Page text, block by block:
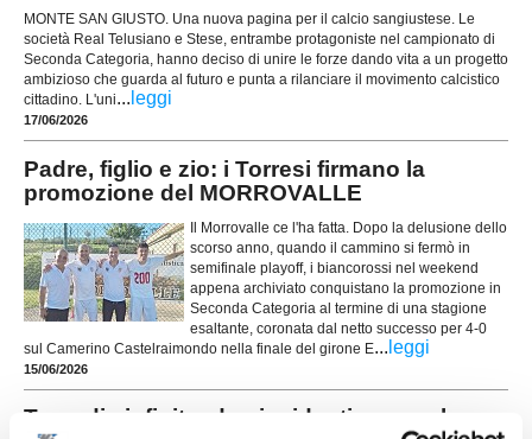
MONTE SAN GIUSTO. Una nuova pagina per il calcio sangiustese. Le
società Real Telusiano e Stese, entrambe protagoniste nel campionato di
Seconda Categoria, hanno deciso di unire le forze dando vita a un progetto
ambizioso che guarda al futuro e punta a rilanciare il movimento calcistico
cittadino. L'uni... leggi
17/06/2026
Padre, figlio e zio: i Torresi firmano la
promozione del MORROVALLE
Il Morrovalle ce l'ha fatta. Dopo la delusione dello
scorso anno, quando il cammino si fermò in
semifinale playoff, i biancorossi nel weekend
appena archiviato conquistano la promozione in
Seconda Categoria al termine di una stagione
esaltante, coronata dal netto successo per 4-0
sul Camerino Castelraimondo nella finale del girone E... leggi
15/06/2026
Tragedia infinita: due incidenti sconvolgono